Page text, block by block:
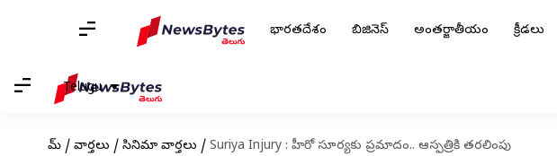
భారతదేశం బిజినెస్ అంతర్జాతీయం క్రీడలు
Telugu
హోమ్ / వార్తలు / సినిమా వార్తలు / Suriya Injury : హీరో సూర్యకు ప్రమాదం.. ఆస్పత్రికి తరలింపు